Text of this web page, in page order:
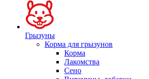
Грызуны
Корма для грызунов
Корма
Лакомства
Сено